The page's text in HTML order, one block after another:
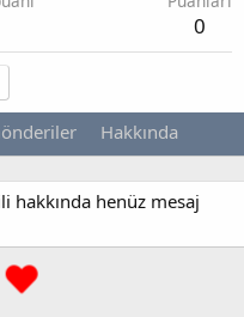
0
Hakkında
hakkında henüz mesaj